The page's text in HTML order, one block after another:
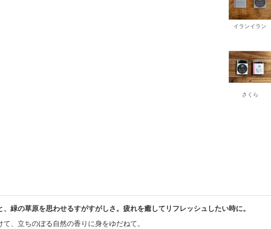
イランイラン
さくら
緑の草原を思わせるすがすがしさ。疲れを癒してリフレッシュしたい時に。
、立ちのぼる自然の香りに身をゆだねて。